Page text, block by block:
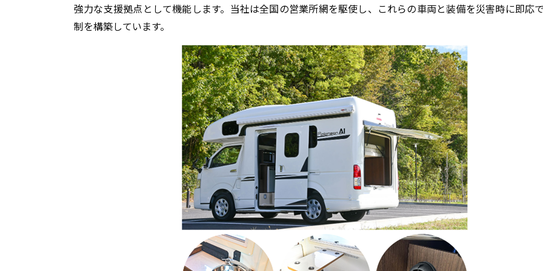
強力な支援拠点として機能します。当社は全国の営業所網を駆使し、これらの車両と装備を災害時に即応
制を構築しています。